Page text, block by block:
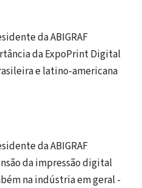
da ABIGRAF
da ExpoPrint Digital
e latino-americana
da ABIGRAF
da impressão digital
na indústria em geral -